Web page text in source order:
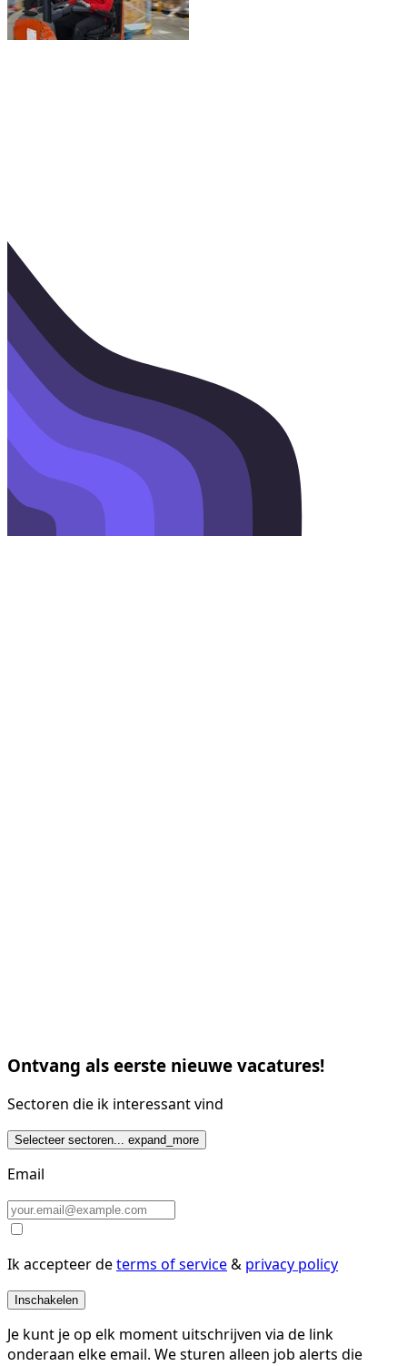
Ontvang als eerste nieuwe vacatures!
Sectoren die ik interessant vind
Selecteer sectoren... expand_more
Email
Ik accepteer determs of service& privacy policy
Inschakelen
Je kunt je op elk moment uitschrijven via de link
onderaan elke email. We sturen alleen job alerts die